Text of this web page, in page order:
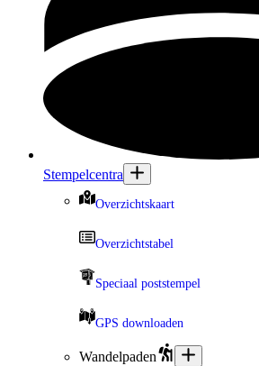
Stempelcentra
Overzichtskaart
Overzichtstabel
Speciaal poststempel
GPS downloaden
Wandelpaden